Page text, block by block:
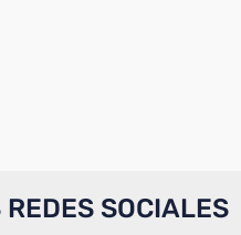
SOCIALES